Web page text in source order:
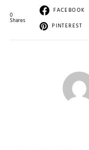
0
Shares
FACEBOOK
PINTEREST